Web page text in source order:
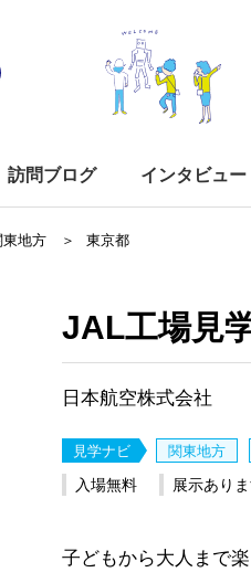
訪問ブログ インタビュー
東地方 東京都
JAL工場見
日本航空株式会社
見学ナビ 関東地方
入場無料 展示あり
子どもから大人まで